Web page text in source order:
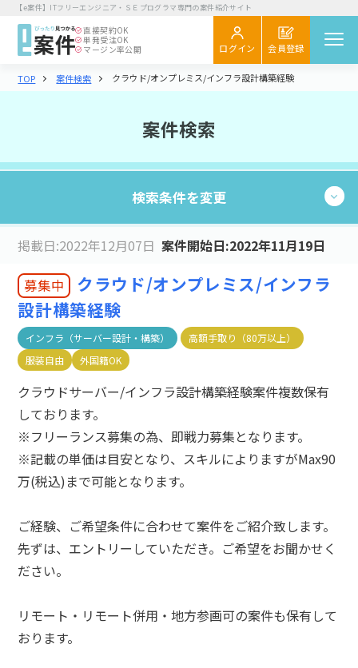
【e案件】ITフリーエンジニア・ＳＥプログラマ専門の案件紹介サイト
ログイン 会員登録
直接契約OK
単発受注OK
マージン率公開
案件を探す 閲覧履歴
エンジニア向け
初めてご利用の方へ お役立ちコラム
企業さま向け
初めてご利用の企業さまへ
お役立ち情報
e案件とは？
お問い合わせ
TOP 案件検索 クラウド/オンプレミス/インフラ設計構築経験
案件検索
検索条件を変更
現在の条件：6,106件
業種・職種
業種・職種を選択する
エリア
エリアを選択する
報酬金額
以下
必要スキルを選択する
掲載日:2022年12月07日 案件開始日:2022年11月19日
募集中
クラウド/オンプレミス/インフラ
設計構築経験
インフラ（サーバー設計・構築）
高額手取り（80万以上）
服装自由
外国籍OK
クラウドサーバー/インフラ設計構築経験案件複数保有
しております。
※フリーランス募集の為、即戦力募集となります。
※記載の単価は目安となり、スキルによりますがMax90
万(税込)まで可能となります。
ご経験、ご希望条件に合わせて案件をご紹介致します。
先ずは、エントリーしていただき。ご希望をお聞かせく
ださい。
リモート・リモート併用・地方参画可の案件も保有して
おります。